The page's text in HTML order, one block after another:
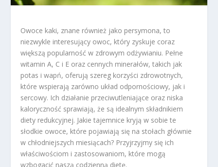
Owoce kaki, znane również jako persymona, to
niezwykle interesujący owoc, który zyskuje coraz
większą popularność w zdrowym odżywianiu. Pełne
witamin A, C i E oraz cennych minerałów, takich jak
potas i wapń, oferują szereg korzyści zdrowotnych,
które wspierają zarówno układ odpornościowy, jak i
sercowy. Ich działanie przeciwutleniające oraz niska
kaloryczność sprawiają, że są idealnym składnikiem
diety redukcyjnej. Jakie tajemnice kryją w sobie te
słodkie owoce, które pojawiają się na stołach głównie
w chłodniejszych miesiącach? Przyjrzyjmy się ich
właściwościom i zastosowaniom, które mogą
wzbogacić naszą codzienną dietę.